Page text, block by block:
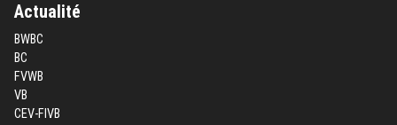
Actualité
BWBC
BC
FVWB
VB
CEV-FIVB